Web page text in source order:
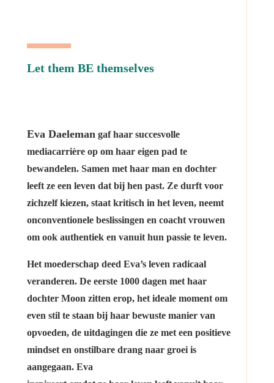
Let them BE themselves
Eva Daeleman gaf haar succesvolle
mediacarrière op om haar eigen pad te
bewandelen. Samen met haar man en dochter
leeft ze een leven dat bij hen past. Ze durft voor
zichzelf kiezen, staat kritisch in het leven, neemt
onconventionele beslissingen en coacht vrouwen
om ook authentiek en vanuit hun passie te leven.
Het moederschap deed Eva’s leven radicaal
veranderen. De eerste 1000 dagen met haar
dochter Moon zitten erop, het ideale moment om
even stil te staan bij haar bewuste manier van
opvoeden, de uitdagingen die ze met een positieve
mindset en onstilbare drang naar groei is
aangegaan. Eva